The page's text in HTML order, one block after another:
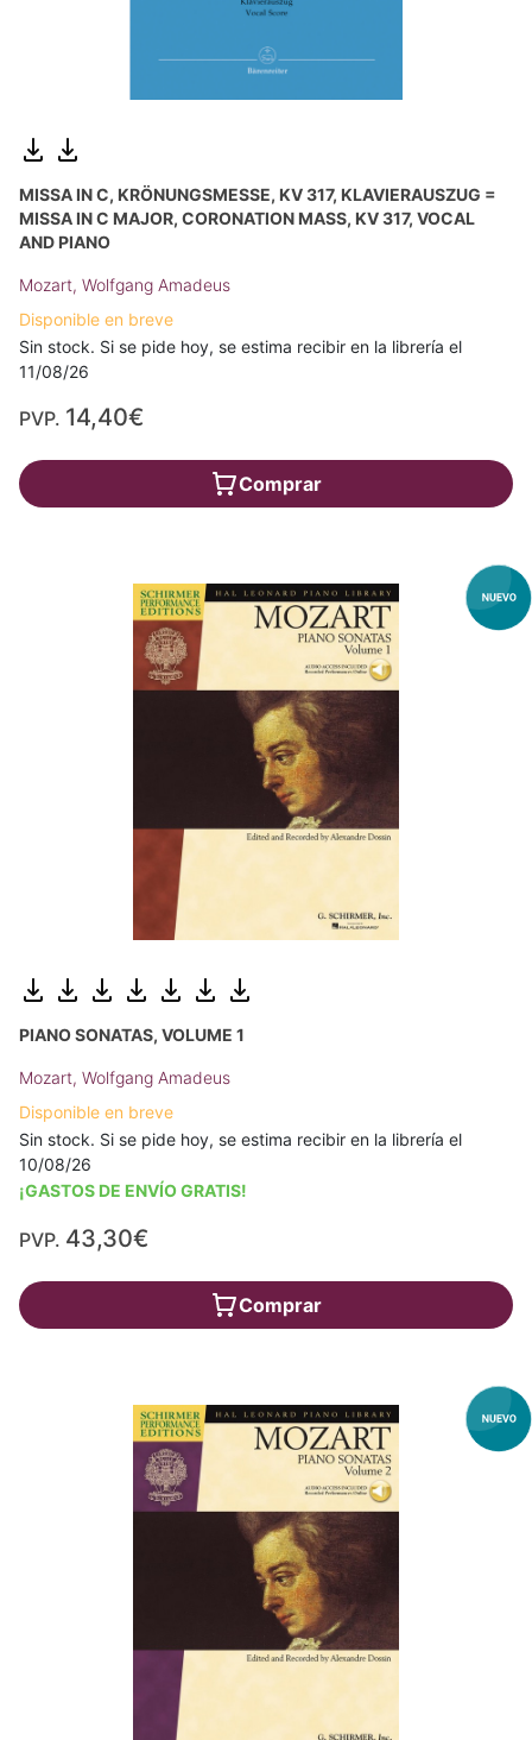
MISSA IN C, KRÖNUNGSMESSE, KV 317, KLAVIERAUSZUG =
MISSA IN C MAJOR, CORONATION MASS, KV 317, VOCAL
AND PIANO
Mozart, Wolfgang Amadeus
Disponible en breve
Sin stock. Si se pide hoy, se estima recibir en la librería el
11/08/26
PVP. 14,40€
Comprar
PIANO SONATAS, VOLUME 1
Mozart, Wolfgang Amadeus
Disponible en breve
Sin stock. Si se pide hoy, se estima recibir en la librería el
10/08/26
¡GASTOS DE ENVÍO GRATIS!
PVP. 43,30€
Comprar